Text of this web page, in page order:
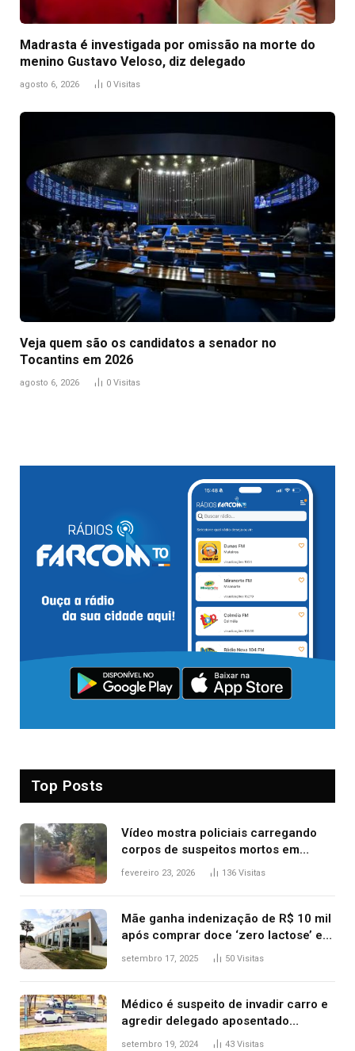
Madrasta é investigada por omissão na morte do
menino Gustavo Veloso, diz delegado
agosto 6, 2026 0 Visitas
Veja quem são os candidatos a senador no
Tocantins em 2026
agosto 6, 2026 0 Visitas
Top Posts
Vídeo mostra policiais carregando
corpos de suspeitos mortos em
confronto dentro de caminhonete
fevereiro 23, 2026 136 Visitas
Mãe ganha indenização de R$ 10 mil
após comprar doce ‘zero lactose’ e
filha ter reação alérgica grave
setembro 17, 2025 50 Visitas
Médico é suspeito de invadir carro e
agredir delegado aposentado
durante confusão no trânsito
setembro 19, 2024 43 Visitas